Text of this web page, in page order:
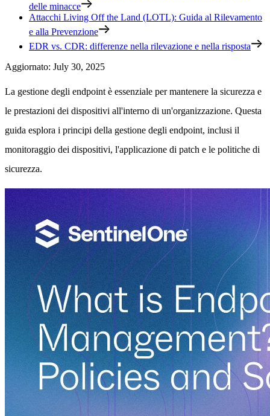
delle minacce
Attacchi Living Off the Land (LOTL): Guida al Rilevamento
e alla Prevenzione
EDR vs. CDR: differenze nella rilevazione e nella risposta
Aggiornato: July 30, 2025
La gestione degli endpoint è essenziale per mantenere la sicurezza e
le prestazioni dei dispositivi all'interno di un'organizzazione. Questa
guida esplora i principi della gestione degli endpoint, inclusi il
monitoraggio dei dispositivi, l'applicazione di patch e le politiche di
sicurezza.